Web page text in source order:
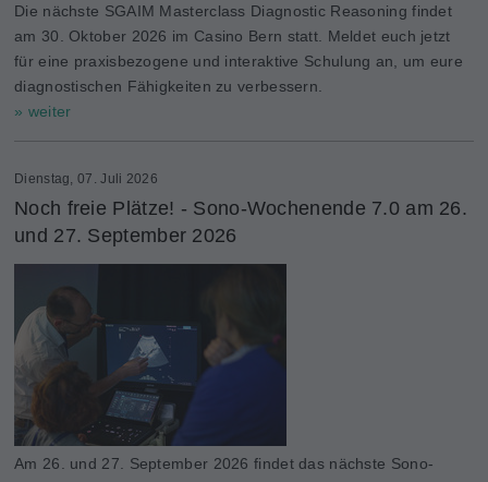
Die nächste SGAIM Masterclass Diagnostic Reasoning findet
am 30. Oktober 2026 im Casino Bern statt. Meldet euch jetzt
für eine praxisbezogene und interaktive Schulung an, um eure
diagnostischen Fähigkeiten zu verbessern.
» weiter
Dienstag, 07. Juli 2026
Noch freie Plätze! - Sono-Wochenende 7.0 am 26.
und 27. September 2026
Am 26. und 27. September 2026 findet das nächste Sono-